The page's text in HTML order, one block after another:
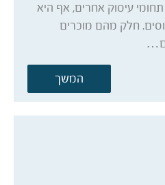
עיסוק אחרים, אף היא
חלק מהם מוכרים
המשך